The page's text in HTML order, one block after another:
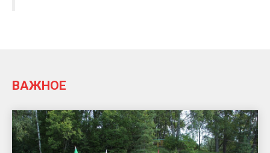
ВАЖНОЕ